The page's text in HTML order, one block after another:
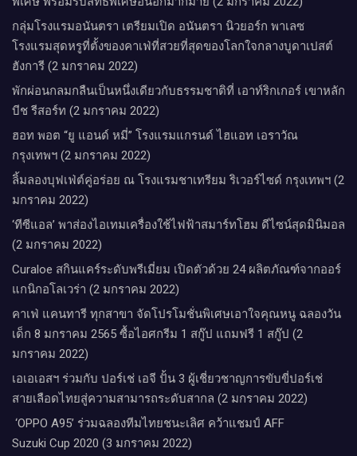
กลุ่มโรงแรมอนันตรา เตรียมเปิด อนันตรา นิวยอร์ก พาเลซ
โรงแรมสุดหรูที่ตั้งของคาเฟ่ที่สวยที่สุดของโลกใจกลางบูดาเปสต์
ฮังการี (2 มกราคม 2022)
พักผ่อนกลมกลืนเป็นหนึ่งเดียวกับธรรมชาติที่ เอาท์ริกเกอร์ เขาหลัก
บีช รีสอร์ท (2 มกราคม 2022)
ฮอท พอต “ยู แอนด์ หมี่” โรงแรมแกรนด์ ไฮแอท เอราวัณ
กรุงเทพฯ (2 มกราคม 2022)
ลิ้มลองบุฟเฟ่ต์คู่อร่อย ณ โรงแรมชาเทรียม ริเวอร์ไซด์ กรุงเทพฯ (2
มกราคม 2022)
‘ทีซีแอล’ พาส่องไอเทมเครื่องใช้ไฟฟ้าสมาร์ทโฮม ดีไซน์สุดมินิมอล
(2 มกราคม 2022)
Curaloe สกินแคร์ระดับพรีเมี่ยม เปิดตัวด้วย 24 ผลิตภัณฑ์จากออร์
แกนิกอโลเวร่า (2 มกราคม 2022)
คาเฟ่ แคนทารี ทุกสาขา จัดโปรโมชั่นพิเศษเอาใจคุณหนู ฉลองวัน
เด็ก 8 มกราคม 2565 ซื้อไอศกรีม 1 สกู๊ป แถมฟรี 1 สกู๊ป (2
มกราคม 2022)
เอเอเอสฯ ร่วมกับ ปอร์เช่ เอจี ปั้น 3 ผู้เชี่ยวชาญการขับขี่ปอร์เช่
สายเลือดไทยสู่ความสามารถระดับสากล (2 มกราคม 2022)
‘OPPO A95’ ร่วมฉลองทีมไทยชนะเลิศ คว้าแชมป์ AFF
Suzuki Cup 2020 (3 มกราคม 2022)